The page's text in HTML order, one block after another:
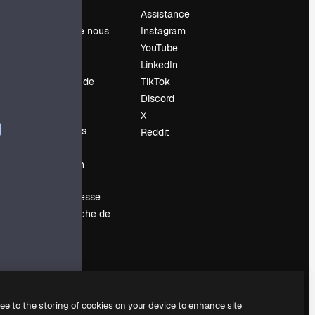
À propos de nous
Tendances de
Événements
Vendre mon
Salle de presse
À la recherche de
Assistance
Instagram
YouTube
LinkedIn
TikTok
Discord
X
Reddit
to the storing of cookies on your device to enhance site